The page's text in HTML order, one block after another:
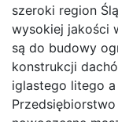
szeroki region
wysokiej jakości
są do budowy
konstrukcji
iglastego litego